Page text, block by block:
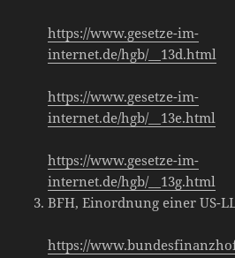
https://www.gesetze-im-
internet.de/hgb/__13d.html
https://www.gesetze-im-
internet.de/hgb/__13e.html
https://www.gesetze-im-
internet.de/hgb/__13g.html
BFH, Einordnung einer US-
https://